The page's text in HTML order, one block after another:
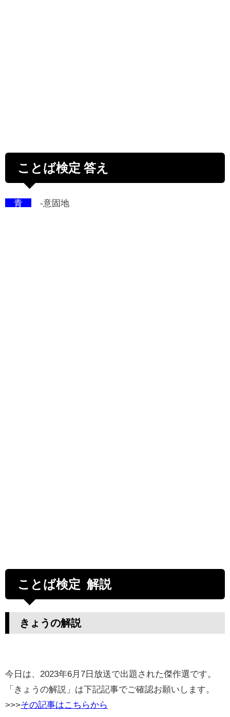
ことば検定 答え
青 -意固地
ことば検定 解説
きょうの解説
今日は、2023年6月7日放送で出題された傑作選です。
「きょうの解説」は下記記事でご確認お願いします。
>>>その記事はこちらから